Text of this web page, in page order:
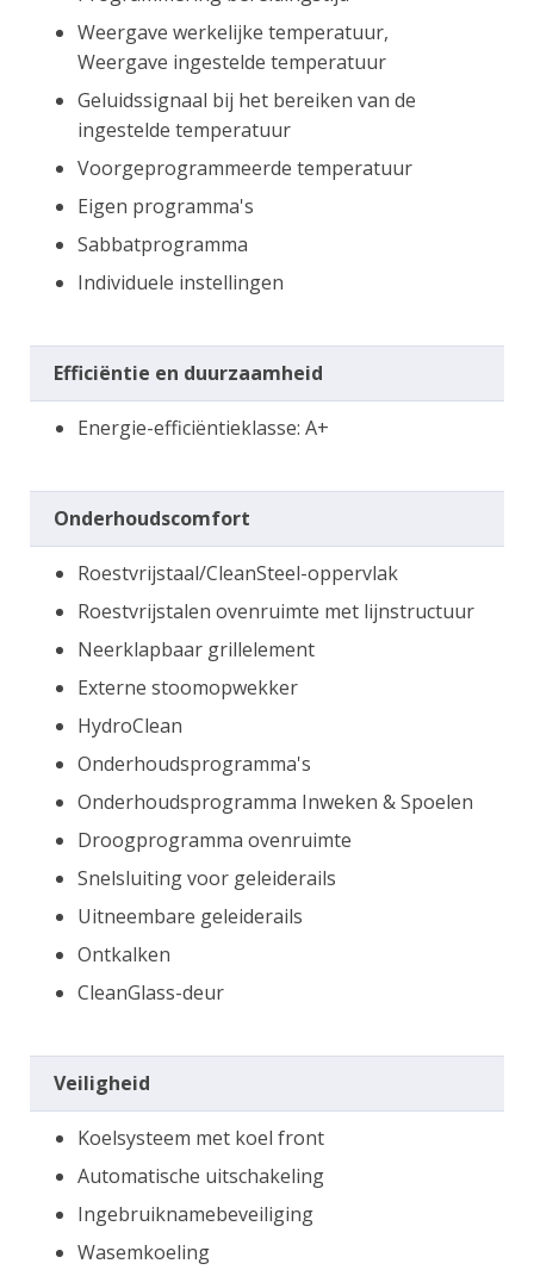
Weergave werkelijke temperatuur,
Weergave ingestelde temperatuur
Geluidssignaal bij het bereiken van de
ingestelde temperatuur
Voorgeprogrammeerde temperatuur
Eigen programma's
Sabbatprogramma
Individuele instellingen
Efficiëntie en duurzaamheid
Energie-efficiëntieklasse: A+
Onderhoudscomfort
Roestvrijstaal/CleanSteel-oppervlak
Roestvrijstalen ovenruimte met lijnstructuur
Neerklapbaar grillelement
Externe stoomopwekker
HydroClean
Onderhoudsprogramma's
Onderhoudsprogramma Inweken & Spoelen
Droogprogramma ovenruimte
Snelsluiting voor geleiderails
Uitneembare geleiderails
Ontkalken
CleanGlass-deur
Veiligheid
Koelsysteem met koel front
Automatische uitschakeling
Ingebruiknamebeveiliging
Wasemkoeling